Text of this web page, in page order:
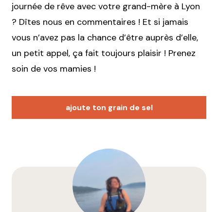
journée de rêve avec votre grand-mère à Lyon
? Dîtes nous en commentaires ! Et si jamais
vous n’avez pas la chance d’être auprès d’elle,
un petit appel, ça fait toujours plaisir ! Prenez
soin de vos mamies !
ajoute ton grain de sel
Votre adresse e-mail ne sera pas publiée.
champs obligatoires sont indiqués avec
Prévenez-moi de tous les nouveaux commentaires